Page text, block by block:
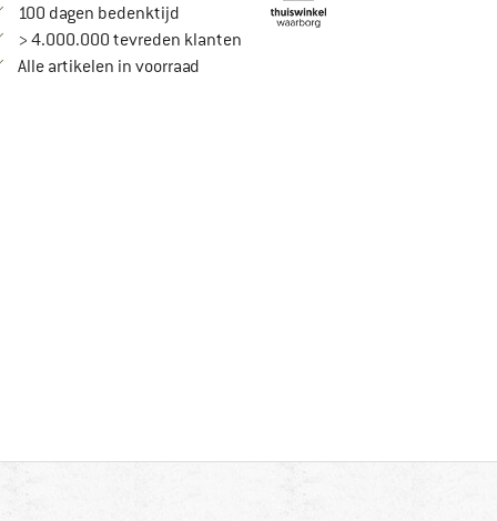
100 dagen bedenktijdVind de betalingsinformatie hier! Opent in
> 4.000.000 tevreden klanten
Alle artikelen in voorraad